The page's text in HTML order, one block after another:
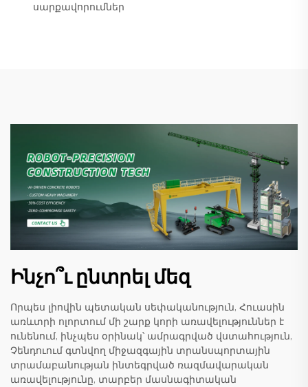
սարքավորումներ
Ինչո՞ւ ընտրել մեզ
Որպես լիովին պետական սեփականություն, Հուասին
առևտրի ոլորտում մի շարք կորի առավելություններ է
ունենում, ինչպես օրինակ՝ ամրագրված վստահություն,
Չենդուում գտնվող միջազգային տրանսպորտային
տրամաբանության ինտեգրված ռազմավարական
առավելությունը, տարբեր մասնագիտական